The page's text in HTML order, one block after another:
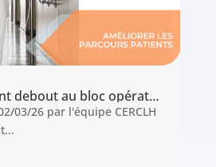
Parcours patient debout au bloc opératoire : retour d’expérience et clés de déploiement réussi
03/26 par l'équipe CERCLH